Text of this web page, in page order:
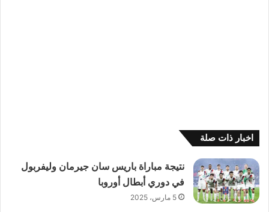
اخبار ذات صلة
نتيجة مباراة باريس سان جيرمان وليفربول
في دوري أبطال أوروبا
5 مارس، 2025